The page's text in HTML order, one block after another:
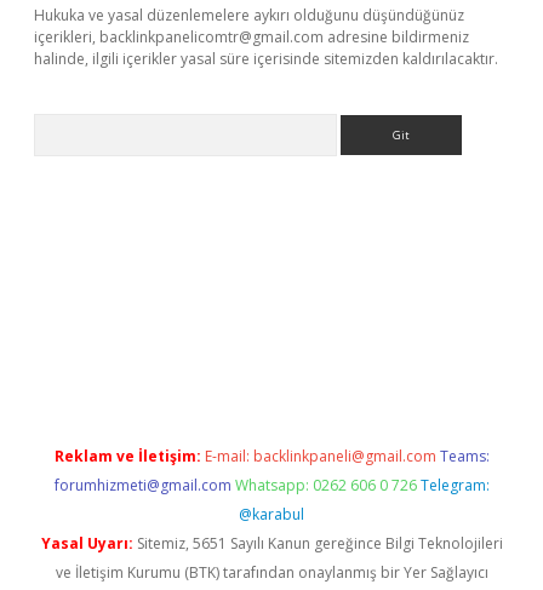
Hukuka ve yasal düzenlemelere aykırı olduğunu düşündüğünüz
içerikleri, backlinkpanelicomtr@gmail.com adresine bildirmeniz
halinde, ilgili içerikler yasal süre içerisinde sitemizden kaldırılacaktır.
Reklam ve İletişim: E-mail: backlinkpaneli@gmail.com Teams:
forumhizmeti@gmail.com Whatsapp: 0262 606 0 726 Telegram:
@karabul
Yasal Uyarı: Sitemiz, 5651 Sayılı Kanun gereğince Bilgi Teknolojileri
ve İletişim Kurumu (BTK) tarafından onaylanmış bir Yer Sağlayıcı